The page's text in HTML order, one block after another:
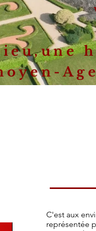
C'est aux
représentée